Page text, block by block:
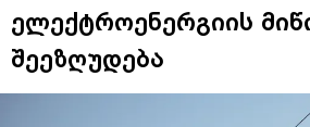
ელექტროენერგიის
შეეზღუდება